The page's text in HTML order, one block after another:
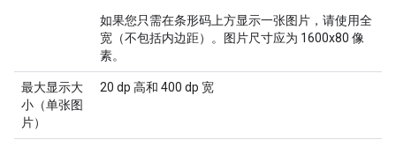
如果您只需在条形码上方显示一张图片，请使用全
宽（不包括内边距）。图片尺寸应为 1600x80 像
素。
最大显示大
小（单张图
片）
20 dp 高和 400 dp 宽